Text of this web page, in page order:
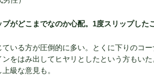
がどこまでなのか心配。1度スリップした
いる方が圧倒的に多い。とくに下りのコ
をはみ出してヒヤリとしたという方もい
級な意見も。